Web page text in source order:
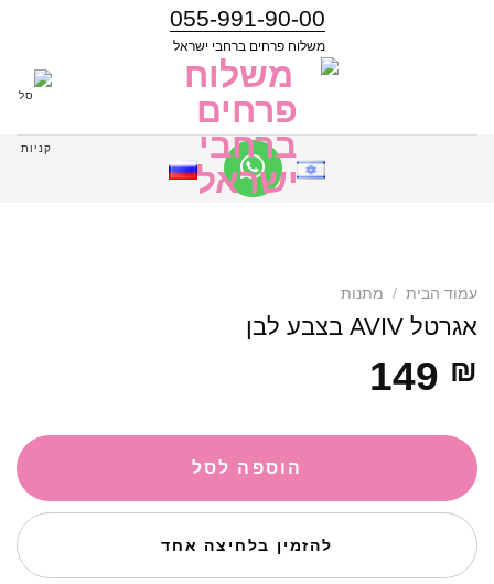
055-991-90-00
משלוח פרחים ברחבי ישראל
עמוד הבית / מתנות
אגרטל AVIV בצבע לבן
149 ₪
הוספה לסל
להזמין בלחיצה אחד